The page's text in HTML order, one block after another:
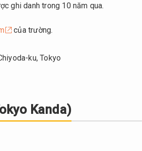
ghi danh trong 10 năm qua.
của trường.
ku, Tokyo
Kanda)